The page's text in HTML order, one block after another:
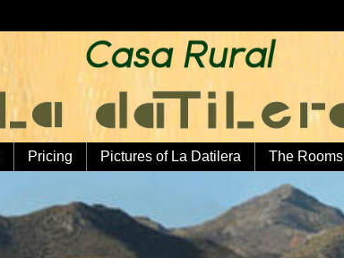
Pricing Pictures of La Datilera The Rooms